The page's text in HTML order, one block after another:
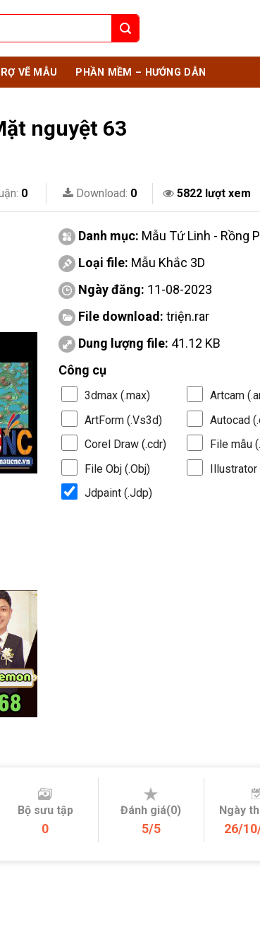
VẼ MẪU PHẦN MỀM – HƯỚNG DẪN
nguyệt 63
0 Download: 0 5822 lượt xem
Danh mục: Mẫu Tứ Linh - Rồng
Loại file: Mẫu Khắc 3D
Ngày đăng: 11-08-2023
File download: triện.rar
Dung lượng file: 41.12 KB
Công cụ
3dmax (.max)
Artcam
ArtForm (.Vs3d)
Autocad
Corel Draw (.cdr)
File mẫu
File Obj (.Obj)
Illustrator
Jdpaint (.Jdp)
Bộ sưu tập
0
Đánh giá(0)
5/5
Ngày
26/